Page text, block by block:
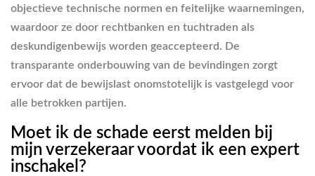
objectieve technische normen en feitelijke waarnemingen,
waardoor ze door rechtbanken en tuchtraden als
deskundigenbewijs worden geaccepteerd. De
transparante onderbouwing van de bevindingen zorgt
ervoor dat de bewijslast onomstotelijk is vastgelegd voor
alle betrokken partijen.
Moet ik de schade eerst melden bij
mijn verzekeraar voordat ik een expert
inschakel?